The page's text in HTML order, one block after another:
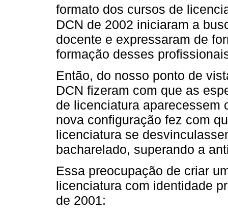
formato dos cursos de
DCN de 2002 iniciaram a
docente e expressaram de
formação desses
Então, do nosso ponto de
DCN fizeram com que as
de licenciatura aparecessem
nova configuração fez com
licenciatura se
bacharelado, superando a
Essa preocupação de criar
licenciatura com identidade
de 2001: